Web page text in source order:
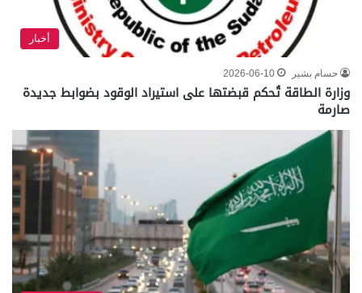
أخبار
حسام بشير 2026-06-10
وزارة الطاقة تُحكم قبضتها على استيراد الوقود بضوابط جديدة
صارمة